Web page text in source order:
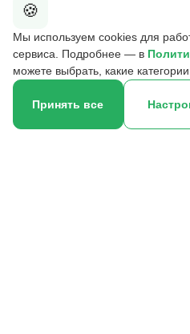
КОНТАКТЫ
📞 +7 495 015-01-39
ежедневно 09:00–21:00
info@b2cmsk.ru
МО, Люберцы, ул. Красная,
🍪
Мы используем cookies для
сервиса. Подробнее — в
можете выбрать, какие
Принять все